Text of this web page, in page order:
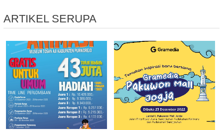
ARTIKEL SERUPA